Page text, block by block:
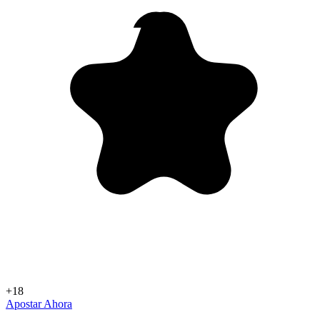
+18
Apostar Ahora